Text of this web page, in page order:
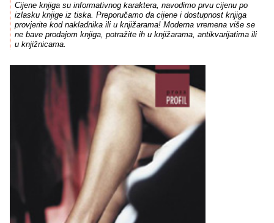
Cijene knjiga su informativnog karaktera, navodimo prvu cijenu po
izlasku knjige iz tiska. Preporučamo da cijene i dostupnost knjiga
provjerite kod nakladnika ili u knjižarama! Moderna vremena više se
ne bave prodajom knjiga, potražite ih u knjižarama, antikvarijatima ili
u knjižnicama.